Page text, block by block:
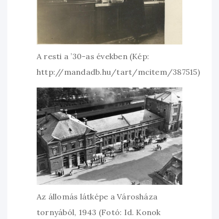
A resti a ’30-as években (Kép:
http://mandadb.hu/tart/mcitem/387515)
Az állomás látképe a Városháza
tornyából, 1943 (Fotó: Id. Konok